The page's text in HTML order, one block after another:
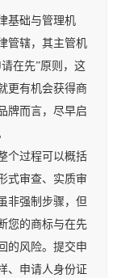
基础与管理机
管辖，其主管机
在先”原则，这
更有机会获得商
牌而言，尽早启
过程可以概括
式审查、实质审
非强制步骤，但
您的商标与在先
的风险。提交申
、申请人身份证